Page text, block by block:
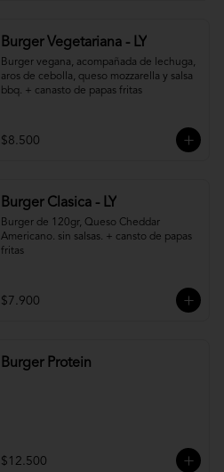
Burger Vegetariana - LY
Burger vegana, acompañada de lechuga,
aros de cebolla, queso mozzarella y salsa
bbq. + canasto de papas fritas
$8.500
Burger Clasica - LY
Burger de 120gr, Queso Cheddar
Americano. sin salsas. + cansto de papas
fritas
$7.900
Burger Protein
$12.500